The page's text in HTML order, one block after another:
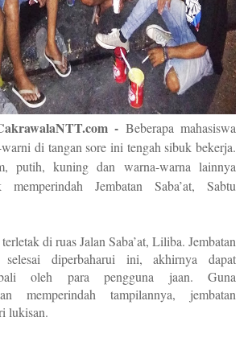
- Beberapa mahasiswa
di tangan sore ini tengah sibuk bekerja.
putih, kuning dan warna-warna lainnya
memperindah Jembatan Saba’at, Sabtu
terletak di ruas Jalan Saba’at, Liliba. Jembatan
diperbaharui ini, akhirnya dapat
oleh para pengguna jaan. Guna
memperindah tampilannya, jembatan
lukisan.